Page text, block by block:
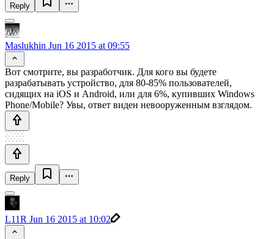
Reply
Maslukhin Jun 16 2015 at 09:55
Вот смотрите, вы разработчик. Для кого вы будете
разрабатывать устройство, для 80-85% пользователей,
сидящих на iOS и Android, или для 6%, купивших Windows
Phone/Mobile? Увы, ответ виден невооруженным взглядом.
Reply
L11R Jun 16 2015 at 10:02